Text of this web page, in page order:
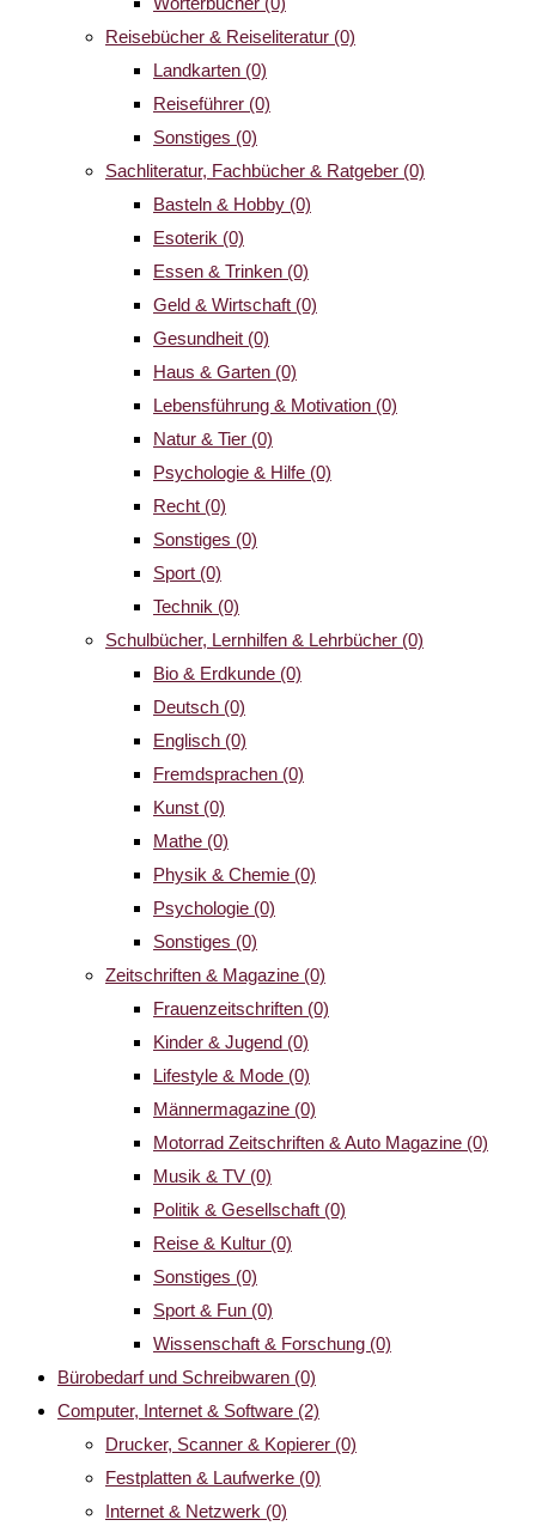
Reisebücher & Reiseliteratur (0)
Landkarten (0)
Reiseführer (0)
Sonstiges (0)
Sachliteratur, Fachbücher & Ratgeber (0)
Basteln & Hobby (0)
Esoterik (0)
Essen & Trinken (0)
Geld & Wirtschaft (0)
Gesundheit (0)
Haus & Garten (0)
Lebensführung & Motivation (0)
Natur & Tier (0)
Psychologie & Hilfe (0)
Recht (0)
Sonstiges (0)
Sport (0)
Technik (0)
Schulbücher, Lernhilfen & Lehrbücher (0)
Bio & Erdkunde (0)
Deutsch (0)
Englisch (0)
Fremdsprachen (0)
Kunst (0)
Mathe (0)
Physik & Chemie (0)
Psychologie (0)
Sonstiges (0)
Zeitschriften & Magazine (0)
Frauenzeitschriften (0)
Kinder & Jugend (0)
Lifestyle & Mode (0)
Männermagazine (0)
Motorrad Zeitschriften & Auto Magazine (0)
Musik & TV (0)
Politik & Gesellschaft (0)
Reise & Kultur (0)
Sonstiges (0)
Sport & Fun (0)
Wissenschaft & Forschung (0)
Bürobedarf und Schreibwaren (0)
Computer, Internet & Software (2)
Drucker, Scanner & Kopierer (0)
Festplatten & Laufwerke (0)
Internet & Netzwerk (0)